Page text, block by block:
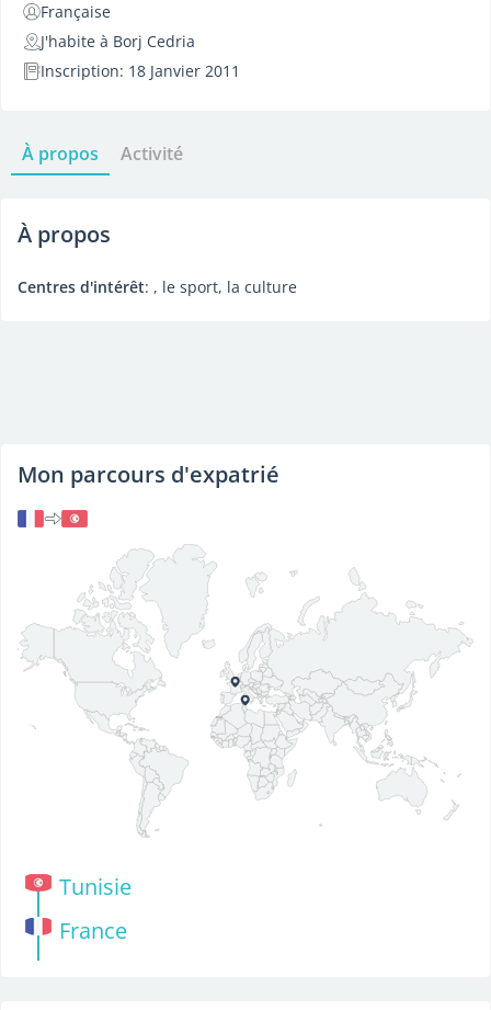
Française
J'habite à Borj Cedria
Inscription: 18 Janvier 2011
À propos Activité
À propos
Centres d'intérêt: , le sport, la culture
Mon parcours d'expatrié
Tunisie
France